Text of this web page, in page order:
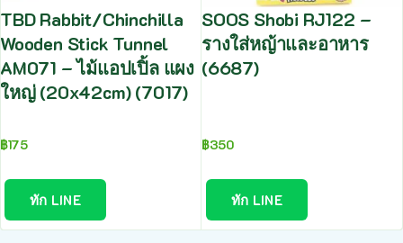
TBD Rabbit/Chinchilla
Wooden Stick Tunnel
AM071 – ไม้แอปเปิ้ล แผง
ใหญ่ (20x42cm) (7017)
฿175
ทัก LINE
SOOS Shobi RJ122 –
รางใส่หญ้าและอาหาร
(6687)
฿350
ทัก LINE